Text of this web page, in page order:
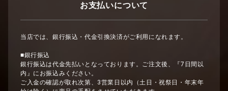
お支払いについて
当店では、銀行振込・代金引換決済がご利用になれます。
■銀行振込
銀行振込は代金先払いとなっております。ご注文後、『7日間以
内』にお振込みください。
ご入金の確認が取れ次第、3営業日以内（土日・祝祭日・年末年